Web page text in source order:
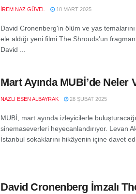
İREM NAZ GÜVEL 18 MART 2025
David Cronenberg'in ölüm ve yas temalarını
ele aldığı yeni filmi The Shrouds’un
David ...
Mart Ayında MUBİ’de Neler
NAZLI ESEN ALBAYRAK 28 ŞUBAT 2025
MUBİ, mart ayında izleyicilerle
sinemaseverleri heyecanlandırıyor. Levan
İstanbul sokaklarını hikâyenin içine davet
David Cronenberg İmzalı